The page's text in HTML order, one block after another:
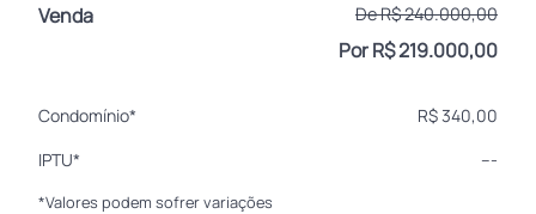
Venda De R$ 240.000,00
Por R$ 219.000,00
Condomínio*
R$ 340,00
IPTU*
---
*Valores podem sofrer variações